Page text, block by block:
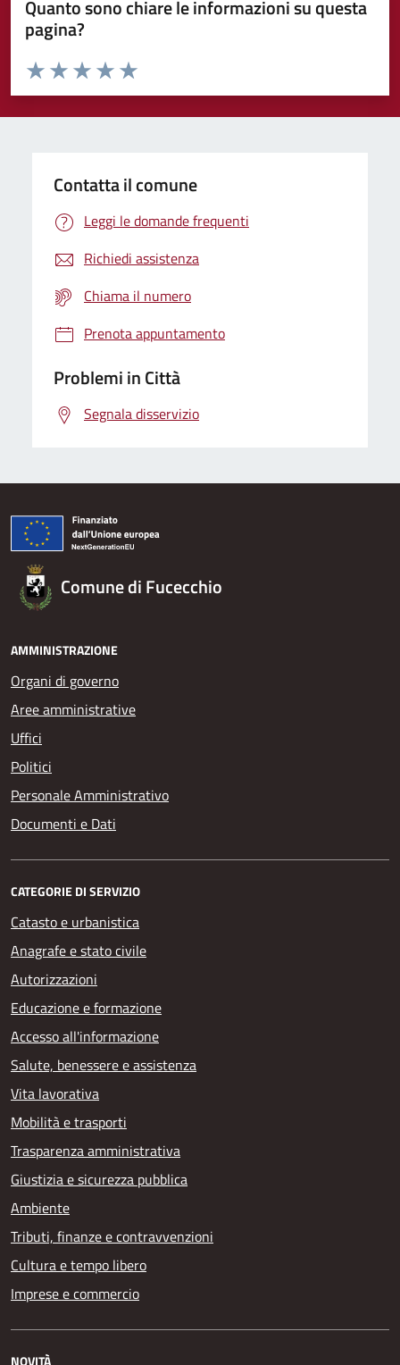
Quanto sono chiare le informazioni su questa
pagina?
Domanda
Valuta da 1 a 5 stelle la pagina
Valuta 5 stelle su 5
Valuta 4 stelle su 5
Valuta 3 stelle su 5
Valuta 2 stelle su 5
Valuta 1 stelle su 5
Contatta il comune
Leggi le domande frequenti
Richiedi assistenza
Chiama il numero
Prenota appuntamento
Problemi in Città
Segnala disservizio
Comune di Fucecchio
AMMINISTRAZIONE
Organi di governo
Aree amministrative
Uffici
Politici
Personale Amministrativo
Documenti e Dati
CATEGORIE DI SERVIZIO
Catasto e urbanistica
Anagrafe e stato civile
Autorizzazioni
Educazione e formazione
Accesso all'informazione
Salute, benessere e assistenza
Vita lavorativa
Mobilità e trasporti
Trasparenza amministrativa
Giustizia e sicurezza pubblica
Ambiente
Tributi, finanze e contravvenzioni
Cultura e tempo libero
Imprese e commercio
NOVITÀ